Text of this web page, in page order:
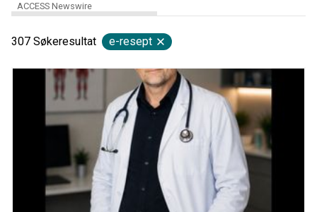
ACCESS Newswire
307 Søkeresultat e-resept